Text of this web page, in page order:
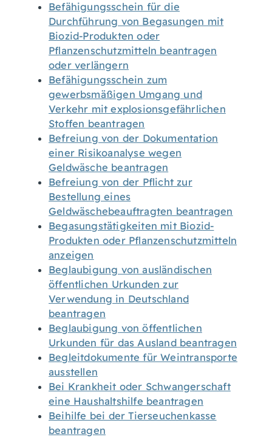
Befähigungsschein für die
Durchführung von Begasungen mit
Biozid-Produkten oder
Pflanzenschutzmitteln beantragen
oder verlängern
Befähigungsschein zum
gewerbsmäßigen Umgang und
Verkehr mit explosionsgefährlichen
Stoffen beantragen
Befreiung von der Dokumentation
einer Risikoanalyse wegen
Geldwäsche beantragen
Befreiung von der Pflicht zur
Bestellung eines
Geldwäschebeauftragten beantragen
Begasungstätigkeiten mit Biozid-
Produkten oder Pflanzenschutzmitteln
anzeigen
Beglaubigung von ausländischen
öffentlichen Urkunden zur
Verwendung in Deutschland
beantragen
Beglaubigung von öffentlichen
Urkunden für das Ausland beantragen
Begleitdokumente für Weintransporte
ausstellen
Bei Krankheit oder Schwangerschaft
eine Haushaltshilfe beantragen
Beihilfe bei der Tierseuchenkasse
beantragen